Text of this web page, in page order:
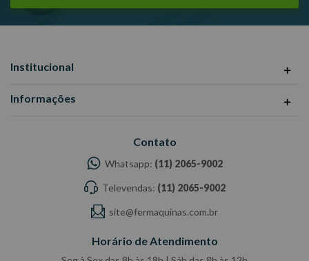
Institucional
Informações
Contato
Whatsapp: (11) 2065-9002
Televendas: (11) 2065-9002
site@fermaquinas.com.br
Horário de Atendimento